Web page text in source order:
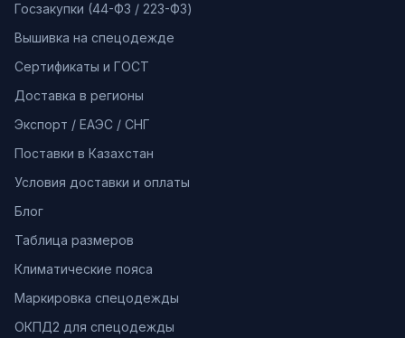
Госзакупки (44-ФЗ / 223-ФЗ)
Вышивка на спецодежде
Сертификаты и ГОСТ
Доставка в регионы
Экспорт / ЕАЭС / СНГ
Поставки в Казахстан
Условия доставки и оплаты
Блог
Таблица размеров
Климатические пояса
Маркировка спецодежды
ОКПД2 для спецодежды